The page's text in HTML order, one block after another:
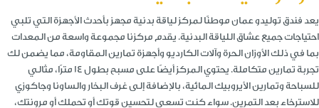
يعد فندق توليدو عمان موطنًا لمركز لياقة بدنية مجهز بأحدث الأجهزة التي تلبي
احتياجات جميع عشاق اللياقة البدنية. يقدم مركزنا مجموعة واسعة من المعدات
بما في ذلك الأوزان الحرة وآلات الكارديو وأجهزة تمارين المقاومة، مما يضمن لك
تجربة تمارين متكاملة. يحتوي المركز أيضًا على مسبح بطول 14 مترًا، مثالي
للسباحة وتمارين الأيروبيك المائية، بالإضافة إلى غرف البخار والساونا وجاكوزي
للاسترخاء بعد التمرين. سواء كنت تسعى لتحسين قوتك أو تحملك أو مرونتك،